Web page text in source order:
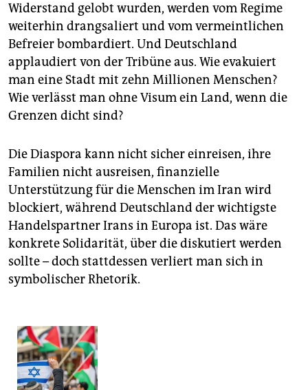
Widerstand gelobt wurden, werden vom Regime
weiterhin drangsaliert und vom vermeintlichen
Befreier bombardiert. Und Deutschland
applaudiert von der Tribüne aus. Wie evakuiert
man eine Stadt mit zehn Millionen Menschen?
Wie verlässt man ohne Visum ein Land, wenn die
Grenzen dicht sind?
Die Diaspora kann nicht sicher einreisen, ihre
Familien nicht ausreisen, finanzielle
Unterstützung für die Menschen im Iran wird
blockiert, während Deutschland der wichtigste
Handelspartner Irans in Europa ist. Das wäre
konkrete Solidarität, über die diskutiert werden
sollte – doch stattdessen verliert man sich in
symbolischer Rhetorik.